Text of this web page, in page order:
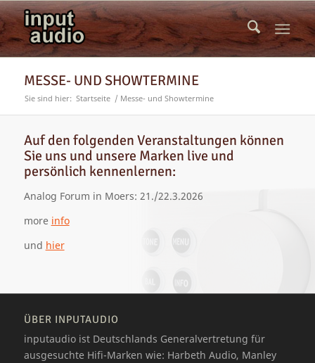
MESSE- UND SHOWTERMINE
Sie sind hier: Startseite / Messe- und Showtermine
Auf den folgenden Veranstaltungen können
Sie uns und unsere Marken live und
persönlich kennenlernen:
Analog Forum in Moers: 21./22.3.2026
more info
und hier
ÜBER INPUTAUDIO
inputaudio ist Deutschlands Generalvertretung für
ausgesuchte Hifi-Marken wie: Harbeth Audio, Manley